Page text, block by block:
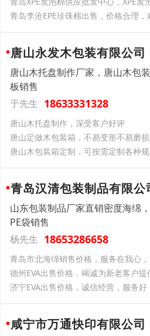
青岛李沧EPE珍珠棉出售，价格合理，
唐山永发木包装有限公司
唐山木托盘制作厂家，唐山木包
板销售
于先生 18633331328
唐山木托盘制作，深受客户好评
唐山定做木包装箱，不易变形不易磨损
唐山木包装箱定制，可按需定制各种
青岛汉清包装制品有限公
山东包装制品厂家直销密度海绵
PE袋销售
杨先生 18653286658
青岛市北海绵销售价格，服务在我心
德州EVA出售价格，竭诚为新老客户提
济宁EVA出售价格，诚信经营，服务好
咸宁市万通快印有限公司